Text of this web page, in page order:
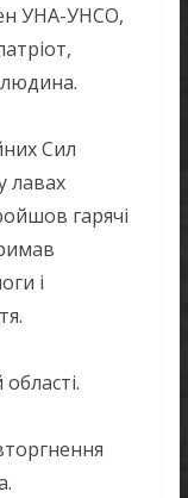
УНА-УНСО,
Сил
лавах
гарячі
і